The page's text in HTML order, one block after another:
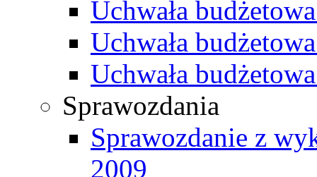
Uchwała
Uchwała
Uchwała
Sprawozdania
Sprawozdanie z
2009